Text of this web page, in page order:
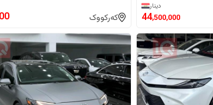
دینار
44,500,000 کەرکووک